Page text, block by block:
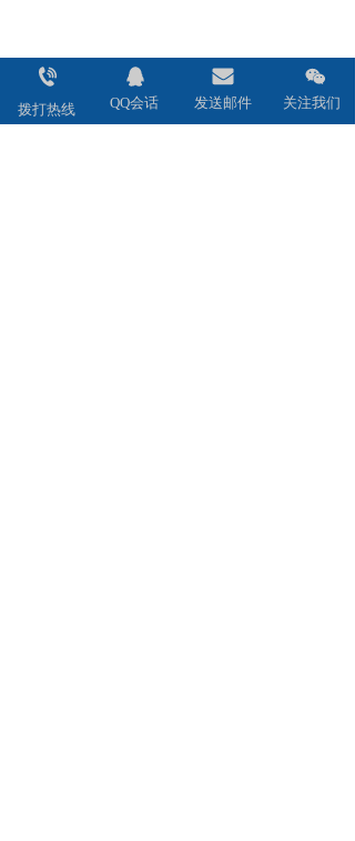
总的来说，西安安和美阁的吸脂减肥方
法在专业性和安全性方面具有较高的专
拨打热线 QQ会话 发送邮件 关注我们